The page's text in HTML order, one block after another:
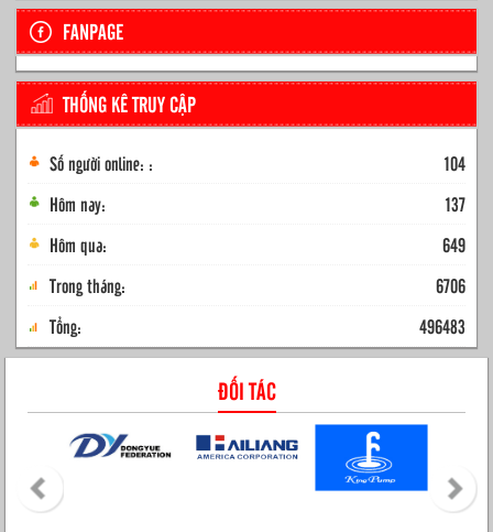
FANPAGE
THỐNG KÊ TRUY CẬP
Số người online: :
104
Hôm nay:
137
Hôm qua:
649
Trong tháng:
6706
Tổng:
496483
ĐỐI TÁC